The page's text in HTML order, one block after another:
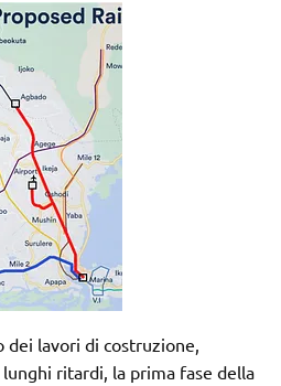
dei lavori di costruzione,
ritardi, la prima fase della